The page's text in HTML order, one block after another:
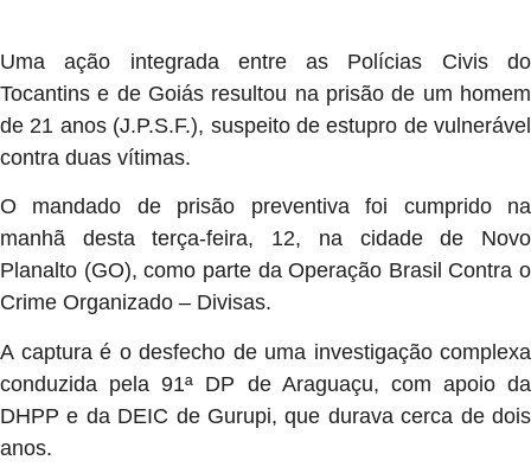
Uma ação integrada entre as Polícias Civis do
Tocantins e de Goiás resultou na prisão de um homem
de 21 anos (J.P.S.F.), suspeito de estupro de vulnerável
contra duas vítimas.
O mandado de prisão preventiva foi cumprido na
manhã desta terça-feira, 12, na cidade de Novo
Planalto (GO), como parte da Operação Brasil Contra o
Crime Organizado – Divisas.
A captura é o desfecho de uma investigação complexa
conduzida pela 91ª DP de Araguaçu, com apoio da
DHPP e da DEIC de Gurupi, que durava cerca de dois
anos.